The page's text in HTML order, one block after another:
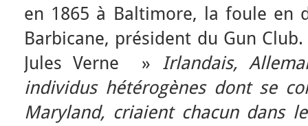
en 1865 à Baltimore, la foule en
Barbicane, président du Gun
Jules Verne » Irlandais,
individus hétérogènes dont se
Maryland, criaient chacun dans